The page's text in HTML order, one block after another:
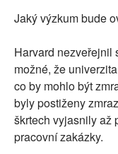
Jaký výzkum bude
Harvard nezveřejnil
možné, že
co by mohlo být
byly postiženy
škrtech vyjasnily až
pracovní zakázky.